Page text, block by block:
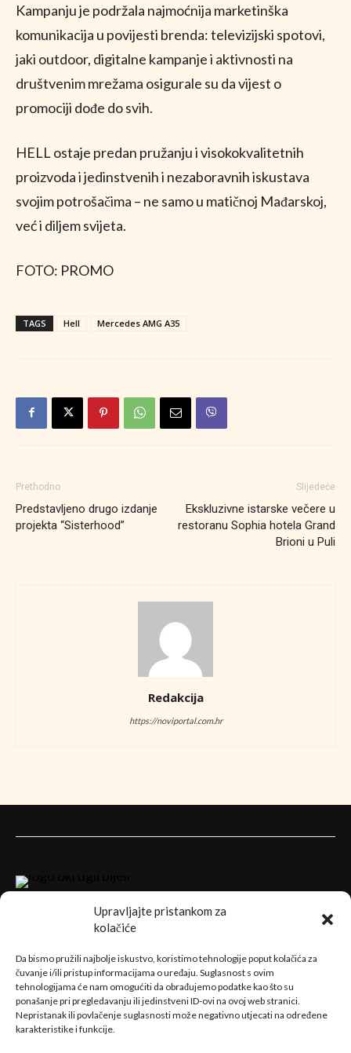
Upravljajte pristankom za
kolačiće
Da bismo pružili najbolje iskustvo, koristimo tehnologije poput kolačića za
čuvanje i/ili pristup informacijama o uređaju. Suglasnost s ovim
tehnologijama će nam omogućiti da obrađujemo podatke kao što su
ponašanje pri pregledavanju ili jedinstveni ID-ovi na ovoj web stranici.
Nepristanak ili povlačenje suglasnosti može negativno utjecati na određene
karakteristike i funkcije.
Kampanju je podržala najmoćnija marketinška
komunikacija u povijesti brenda: televizijski spotovi,
jaki outdoor, digitalne kampanje i aktivnosti na
društvenim mrežama osigurale su da vijest o
promociji dođe do svih.
HELL ostaje predan pružanju i visokokvalitetnih
proizvoda i jedinstvenih i nezaboravnih iskustava
svojim potrošačima – ne samo u matičnoj Mađarskoj,
već i diljem svijeta.
FOTO: PROMO
TAGS Hell Mercedes AMG A35
Prethodno
Predstavljeno drugo izdanje
projekta “Sisterhood”
Slijedeće
Ekskluzivne istarske večere u
restoranu Sophia hotela Grand
Brioni u Puli
Redakcija
https://noviportal.com.hr
Sve naše priče pratite i na facebook straniciSamo dobre priče
Kontaktirajte nas:redakcijagrupa@gmail.com